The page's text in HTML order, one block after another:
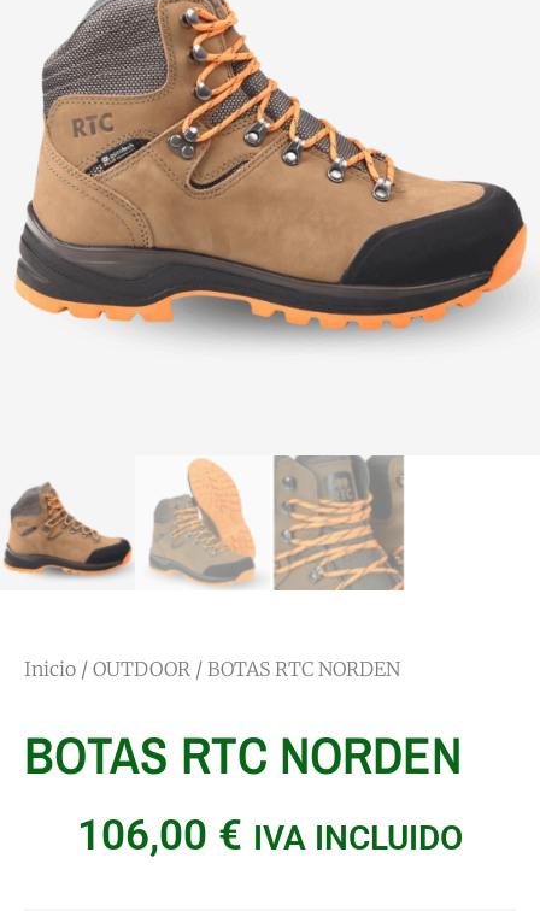
Inicio / OUTDOOR / BOTAS RTC NORDEN
BOTAS RTC NORDEN
106,00 € IVA INCLUIDO